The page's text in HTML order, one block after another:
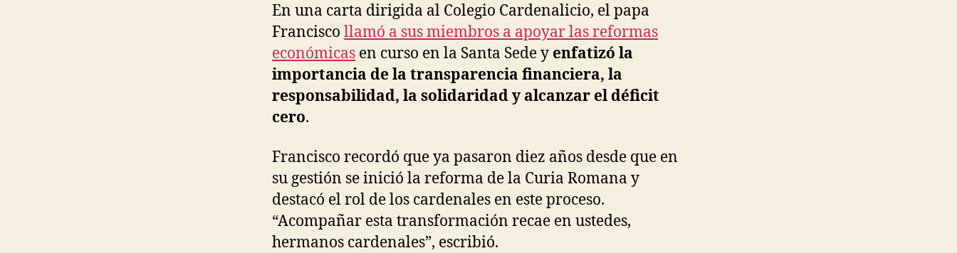
En una carta dirigida al Colegio Cardenalicio, el papa
Francisco llamó a sus miembros a apoyar las reformas
económicas en curso en la Santa Sede y enfatizó la
importancia de la transparencia financiera, la
responsabilidad, la solidaridad y alcanzar el déficit
cero.
Francisco recordó que ya pasaron diez años desde que en
su gestión se inició la reforma de la Curia Romana y
destacó el rol de los cardenales en este proceso.
“Acompañar esta transformación recae en ustedes,
hermanos cardenales”, escribió.